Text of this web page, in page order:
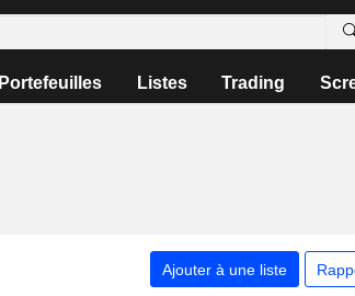
Portefeuilles Listes Trading
Ajouter à une liste